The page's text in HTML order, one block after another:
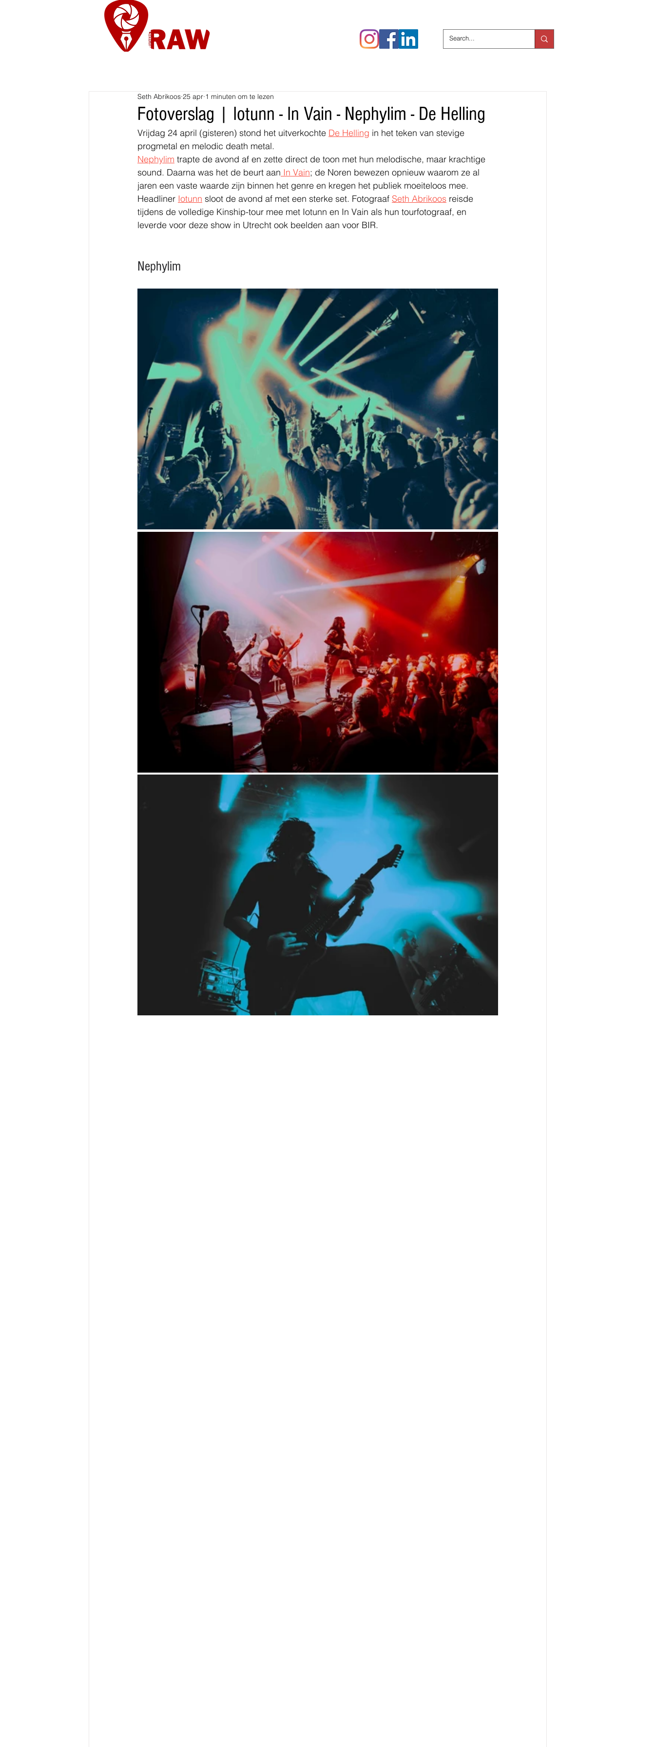
Fotoverslag | Iotunn - In Vain - Nephylim - De Helling
Seth Abrikoos 25 apr 1 minuten om te lezen
Vrijdag 24 april (gisteren) stond het uitverkochte De Helling in het teken van stevige
progmetal en melodic death metal.
Nephylim trapte de avond af en zette direct de toon met hun melodische, maar krachtige
sound. Daarna was het de beurt aan In Vain; de Noren bewezen opnieuw waarom ze al
jaren een vaste waarde zijn binnen het genre en kregen het publiek moeiteloos mee.
Headliner Iotunn sloot de avond af met een sterke set. Fotograaf Seth Abrikoos reisde
tijdens de volledige Kinship-tour mee met Iotunn en In Vain als hun tourfotograaf, en
leverde voor deze show in Utrecht ook beelden aan voor BIR.
Nephylim